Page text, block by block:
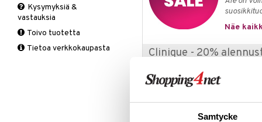
Samtycke
Näe
Clinique - 20%
Clinique yhdistää
kaikille ihotyypeille. Keskittyen
kehitettynä antamaan näkyviä
Meikkisiveltmit
Peitevoide
Pohjustusvoide
Kirkastus
Parranajo &
Ihonpuhdistus
Kysymyksiä &
vastauksia
Toivo tuotetta
Tietoa verkkokaupasta